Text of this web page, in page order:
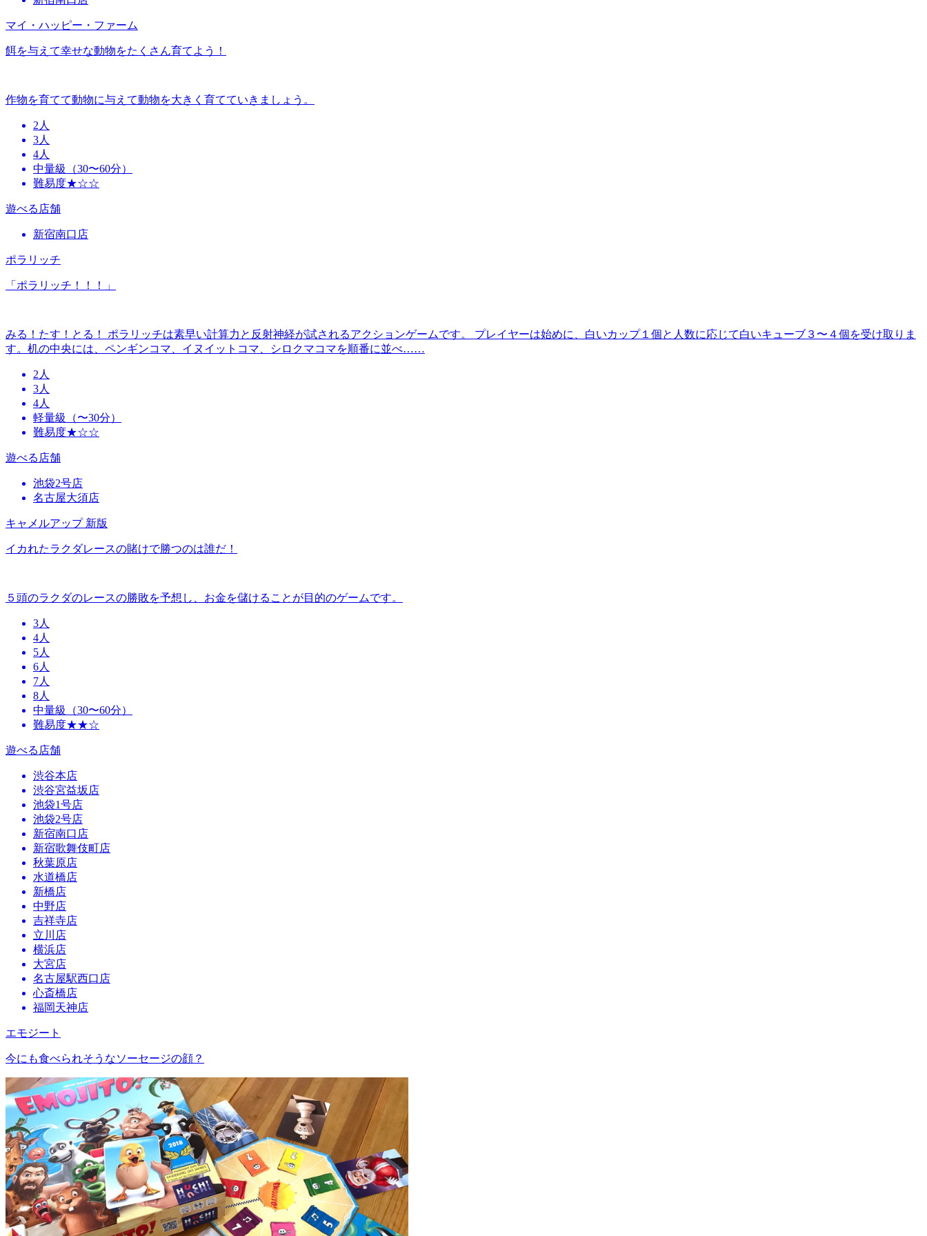
マイ・ハッピー・ファーム
餌を与えて幸せな動物をたくさん育てよう！
作物を育てて動物に与えて動物を大きく育てていきましょう。
2人
3人
4人
中量級（30〜60分）
難易度★☆☆
遊べる店舗
新宿南口店
ポラリッチ
「ポラリッチ！！！」
みる！たす！とる！ ポラリッチは素早い計算力と反射神経が試されるアクションゲームです。 プレイヤーは始めに、白いカップ１個と人数に応じて白いキューブ３〜４個を受け取りま
す。机の中央には、ペンギンコマ、イヌイットコマ、シロクマコマを順番に並べ……
2人
3人
4人
軽量級（〜30分）
難易度★☆☆
遊べる店舗
池袋2号店
名古屋大須店
キャメルアップ 新版
イカれたラクダレースの賭けで勝つのは誰だ！
５頭のラクダのレースの勝敗を予想し、お金を儲けることが目的のゲームです。
3人
4人
5人
6人
7人
8人
中量級（30〜60分）
難易度★★☆
遊べる店舗
渋谷本店
渋谷宮益坂店
池袋1号店
池袋2号店
新宿南口店
新宿歌舞伎町店
秋葉原店
水道橋店
新橋店
中野店
吉祥寺店
立川店
横浜店
大宮店
名古屋駅西口店
心斎橋店
福岡天神店
エモジート
今にも食べられそうなソーセージの顔？